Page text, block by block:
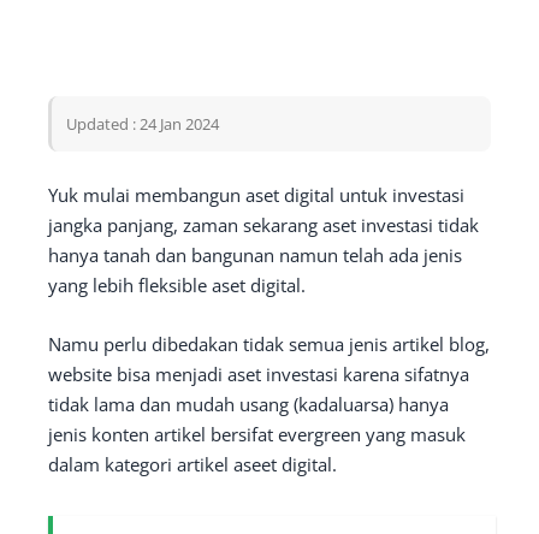
Updated : 24 Jan 2024
Yuk mulai membangun aset digital untuk investasi
jangka panjang, zaman sekarang aset investasi tidak
hanya tanah dan bangunan namun telah ada jenis
yang lebih fleksible aset digital.
Namu perlu dibedakan tidak semua jenis artikel blog,
website bisa menjadi aset investasi karena sifatnya
tidak lama dan mudah usang (kadaluarsa) hanya
jenis konten artikel bersifat evergreen yang masuk
dalam kategori artikel aseet digital.